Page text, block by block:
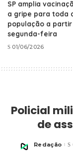
SP amplia
a gripe para toda
população a
segunda-feira
01/06/2026
Policial
de
Posted
Redação